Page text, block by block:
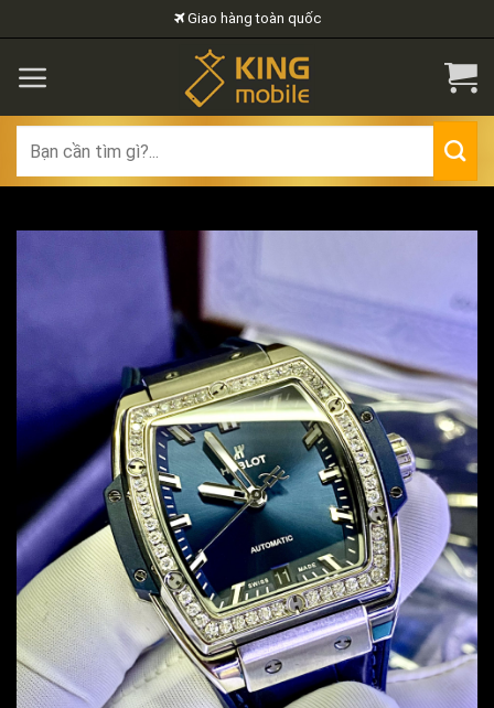
to
content
Giao hàng toàn quốc
for: